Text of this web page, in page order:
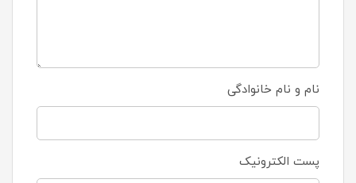
نام و نام خانوادگی
پست الکترونیک